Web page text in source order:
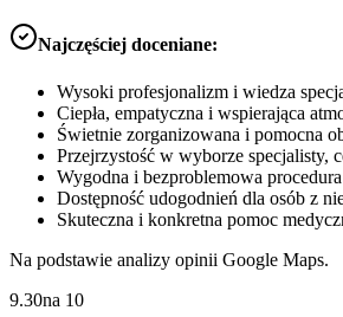
Najczęściej doceniane:
Wysoki profesjonalizm i wiedza
Ciepła, empatyczna i wspierająca
Świetnie zorganizowana i pomocna
Przejrzystość w wyborze specjalisty,
Wygodna i bezproblemowa
Dostępność udogodnień dla osób z
Skuteczna i konkretna pomoc
Na podstawie analizy opinii Google Maps.
9.30na 10